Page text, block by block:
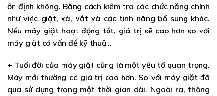
ổn định không. Bằng cách kiểm tra các chức năng chính
như việc giặt, xả, vắt và các tính năng bổ sung khác.
Nếu máy giặt hoạt động tốt, giá trị sẽ cao hơn so với
máy giặt có vấn đề kỹ thuật.
+ Tuổi đời của máy giặt cũng là một yếu tố quan trọng.
Máy mới thường có giá trị cao hơn. So với máy giặt đã
qua sử dụng trong một thời gian dài. Ngoài ra, thông